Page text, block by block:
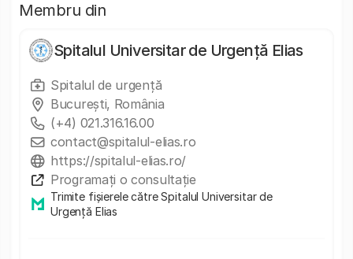
Membru din
Spitalul Universitar de Urgență Elias
Spitalul de urgență
Bucureşti, România
(+4) 021.316.16.00
contact@spitalul-elias.ro
https://spitalul-elias.ro/
Programați o consultație
Trimite fișierele către Spitalul Universitar de
Urgență Elias